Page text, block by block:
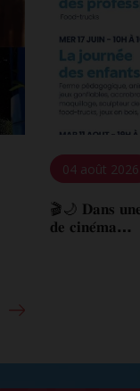
04 août 2026
🎬🌙 𝐃𝐚𝐧𝐬
𝐝𝐞 𝐜𝐢𝐧𝐞́𝐦𝐚…